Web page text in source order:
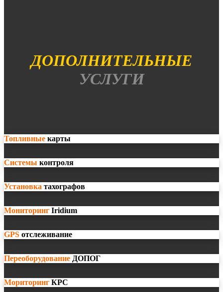
ДОПОЛНИТЕЛЬНЫЕ
УСЛУГИ
Топливные карты
Системы контроля
Установка тахографов
Мониторинг Iridium
GPS отслеживание
Переоборудование ДОПОГ
Мориторинг КРС